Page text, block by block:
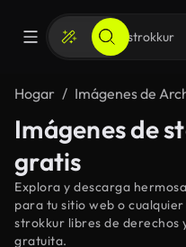
Hogar Imágenes de
Imágenes de
gratis
Explora y descarga
para tu sitio web o
strokkur libres de derechos
gratuita.